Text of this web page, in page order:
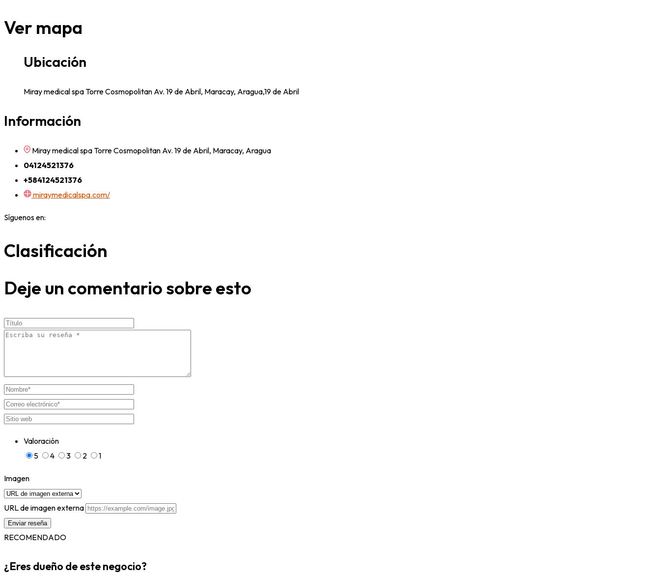
Ver mapa
Ubicación
Miray medical spa Torre Cosmopolitan Av. 19 de Abril, Maracay, Aragua,19 de Abril
Información
Miray medical spa Torre Cosmopolitan Av. 19 de Abril, Maracay, Aragua
04124521376
+584124521376
miraymedicalspa.com/
Síguenos en:
Clasificación
Deje un comentario sobre esto
Valoración
5
4 3 2 1
Imagen
URL de imagen externa
RECOMENDADO
¿Eres dueño de este negocio?